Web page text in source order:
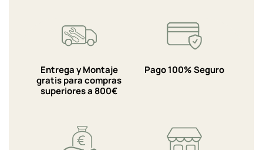
Entrega y Montaje
gratis para compras
superiores a 800€
Pago 100% Seguro